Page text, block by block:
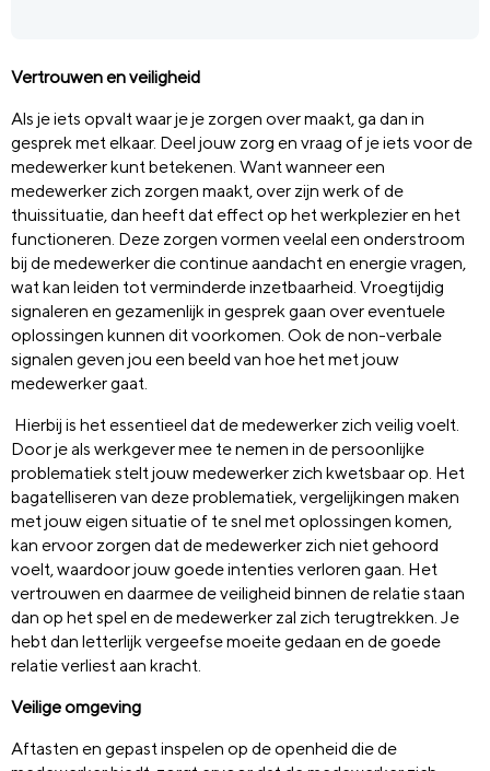
Vertrouwen en veiligheid
Als je iets opvalt waar je je zorgen over maakt, ga dan in
gesprek met elkaar. Deel jouw zorg en vraag of je iets voor de
medewerker kunt betekenen. Want wanneer een
medewerker zich zorgen maakt, over zijn werk of de
thuissituatie, dan heeft dat effect op het werkplezier en het
functioneren. Deze zorgen vormen veelal een onderstroom
bij de medewerker die continue aandacht en energie vragen,
wat kan leiden tot verminderde inzetbaarheid. Vroegtijdig
signaleren en gezamenlijk in gesprek gaan over eventuele
oplossingen kunnen dit voorkomen. Ook de non-verbale
signalen geven jou een beeld van hoe het met jouw
medewerker gaat.
Hierbij is het essentieel dat de medewerker zich veilig voelt.
Door je als werkgever mee te nemen in de persoonlijke
problematiek stelt jouw medewerker zich kwetsbaar op. Het
bagatelliseren van deze problematiek, vergelijkingen maken
met jouw eigen situatie of te snel met oplossingen komen,
kan ervoor zorgen dat de medewerker zich niet gehoord
voelt, waardoor jouw goede intenties verloren gaan. Het
vertrouwen en daarmee de veiligheid binnen de relatie staan
dan op het spel en de medewerker zal zich terugtrekken. Je
hebt dan letterlijk vergeefse moeite gedaan en de goede
relatie verliest aan kracht.
Veilige omgeving
Aftasten en gepast inspelen op de openheid die de